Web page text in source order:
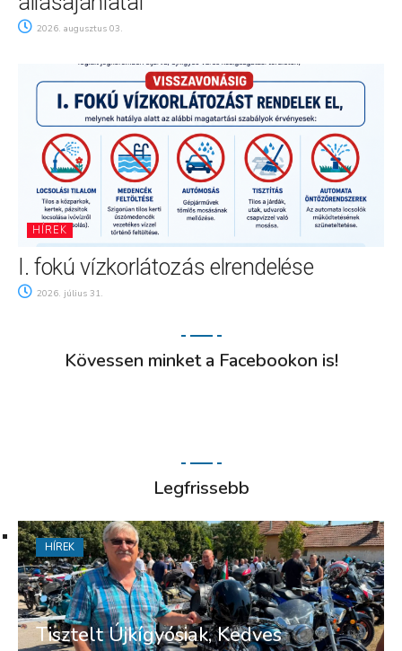
2026. augusztus 03.
HÍREK
I. fokú vízkorlátozás elrendelése
2026. július 31.
Kövessen minket a Facebookon is!
Legfrissebb
Tisztelt Újkígyósiak, Kedves
HÍREK